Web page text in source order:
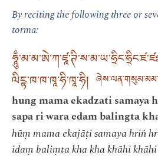
By reciting the following three or
torma:
ལིངྟ་ཁ་ཁ་ཁཱ་ཧི་ཁཱ་ཧི།
hung mama ekadzati samaya
sapa ri wara edam balingta
hūṃ mama ekajāṭi samaya hriṅ
idaṃ baliṃta kha kha khāhi khāhi